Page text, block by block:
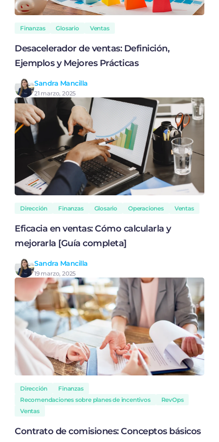
Finanzas Glosario Ventas
Desacelerador de ventas: Definición,
Ejemplos y Mejores Prácticas
Sandra Mancilla
21 marzo, 2025
Dirección Finanzas Glosario Operaciones Ventas
Eficacia en ventas: Cómo calcularla y
mejorarla [Guía completa]
Sandra Mancilla
19 marzo, 2025
Dirección
Finanzas
Recomendaciones sobre planes de incentivos
RevOps
Ventas
Contrato de comisiones: Conceptos básicos